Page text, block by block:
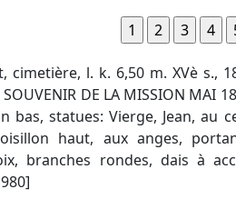
cimetière, l. k. 6,50 m. XVè s.,
SOUVENIR DE LA MISSION MAI
bas, statues: Vierge, Jean,
haut, aux anges,
branches rondes, dais à